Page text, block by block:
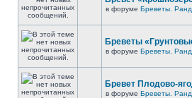
в форуме Бреветы.
Бреветы
в форуме Бреветы.
Бревет Плодово-
в форуме Бреветы.